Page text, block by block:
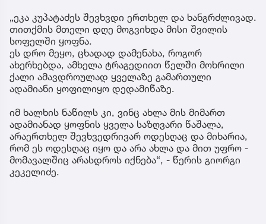
„ეკა კუპატაძეს შევხვდი ერთხელ და ხანგრძლივად.
თითქმის მთელი დღე მოგვიხდა მისი შვილის
სოფელში ყოფნა.
ეს დრო მეყო, ცხადად დამენახა, როგორ
ახერხებდა, ამხელა ტრაგედიით წელში მოხრილი
ქალი ამავდროულად ყველაზე გამართული
ადამიანი ყოფილიყო დედამიწაზე.
იმ ხალხის ნაწილს კი, ვინც ახლა მის მიმართ
ადამიანად ყოფნის ყველა საზღვარი წაშალა,
არაერთხელ შევხვედრივარ ოდესღაც და მიხარია,
რომ ეს ოდესღაც იყო და არა ახლა და მით უფრო -
მომავალშიც არასდროს იქნება“, - წერის გიორგი
კეკელიძე.